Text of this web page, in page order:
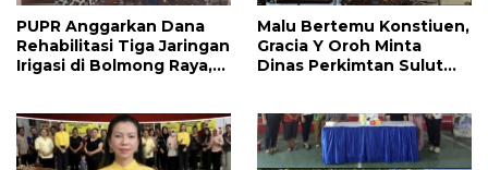
PUPR Anggarkan Dana
Rehabilitasi Tiga Jaringan
Irigasi di Bolmong Raya,
Malu Bertemu Konstiuen,
Gracia Y Oroh Minta
Dinas Perkimtan Sulut
Jalan di Tandengan I